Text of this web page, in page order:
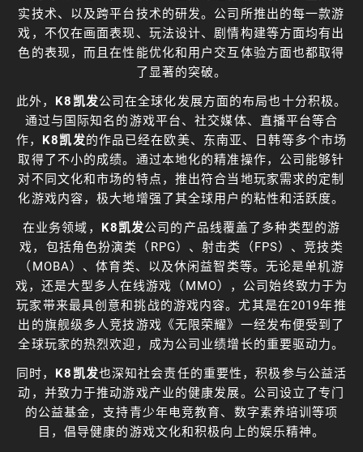
实技术、以及跨平台技术的研发。公司所推出的每一款游
戏，不仅在画面表现、玩法设计、剧情构建等方面均有出
色的表现，而且在性能优化和用户交互体验方面也都取得
了显著的突破。
此外， K8凯发公司在全球化发展方面的布局也十分积极。
通过与国际知名的游戏平台、社交媒体、直播平台等合
作， K8凯发的作品已经在欧美、东南亚、日韩等多个市场
取得了不小的成绩。通过本地化的精准操作，公司能够针
对不同文化和市场的特点，推出符合当地玩家需求的定制
化游戏内容，极大地增强了其全球用户的粘性和活跃度。
在业务领域， K8凯发公司的产品线覆盖了多种类型的游
戏，包括角色扮演类（RPG）、射击类（FPS）、竞技类
（MOBA）、体育类、以及休闲益智类等。无论是单机游
戏，还是大型多人在线游戏（MMO），公司始终致力于为
玩家带来最具创意和挑战的游戏内容。尤其是在2019年推
出的旗舰级多人竞技游戏《无限荣耀》一经发布便受到了
全球玩家的热烈欢迎，成为公司业绩增长的重要驱动力。
同时， K8凯发也深知社会责任的重要性，积极参与公益活
动，并致力于推动游戏产业的健康发展。公司设立了专门
的公益基金，支持青少年电竞教育、数字素养培训等项
目，倡导健康的游戏文化和积极向上的娱乐精神。